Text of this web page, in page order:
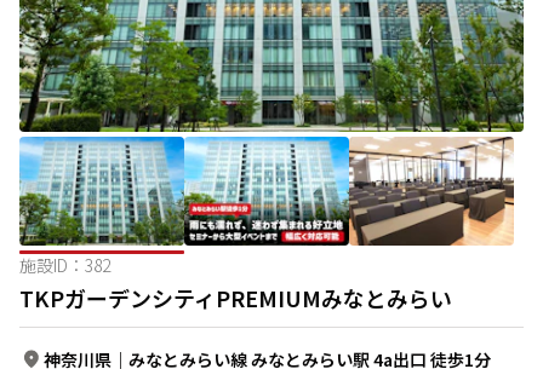
施設ID： 382
TKPガーデンシティPREMIUMみなとみらい
神奈川県 ｜ みなとみらい線 みなとみらい駅 4a出口 徒歩1分